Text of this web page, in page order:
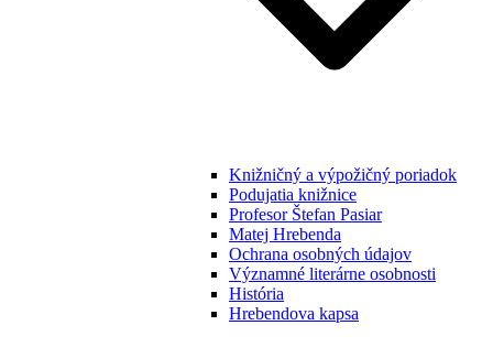
Knižničný a výpožičný poriadok
Podujatia knižnice
Profesor Štefan Pasiar
Matej Hrebenda
Ochrana osobných údajov
Významné literárne osobnosti
História
Hrebendova kapsa